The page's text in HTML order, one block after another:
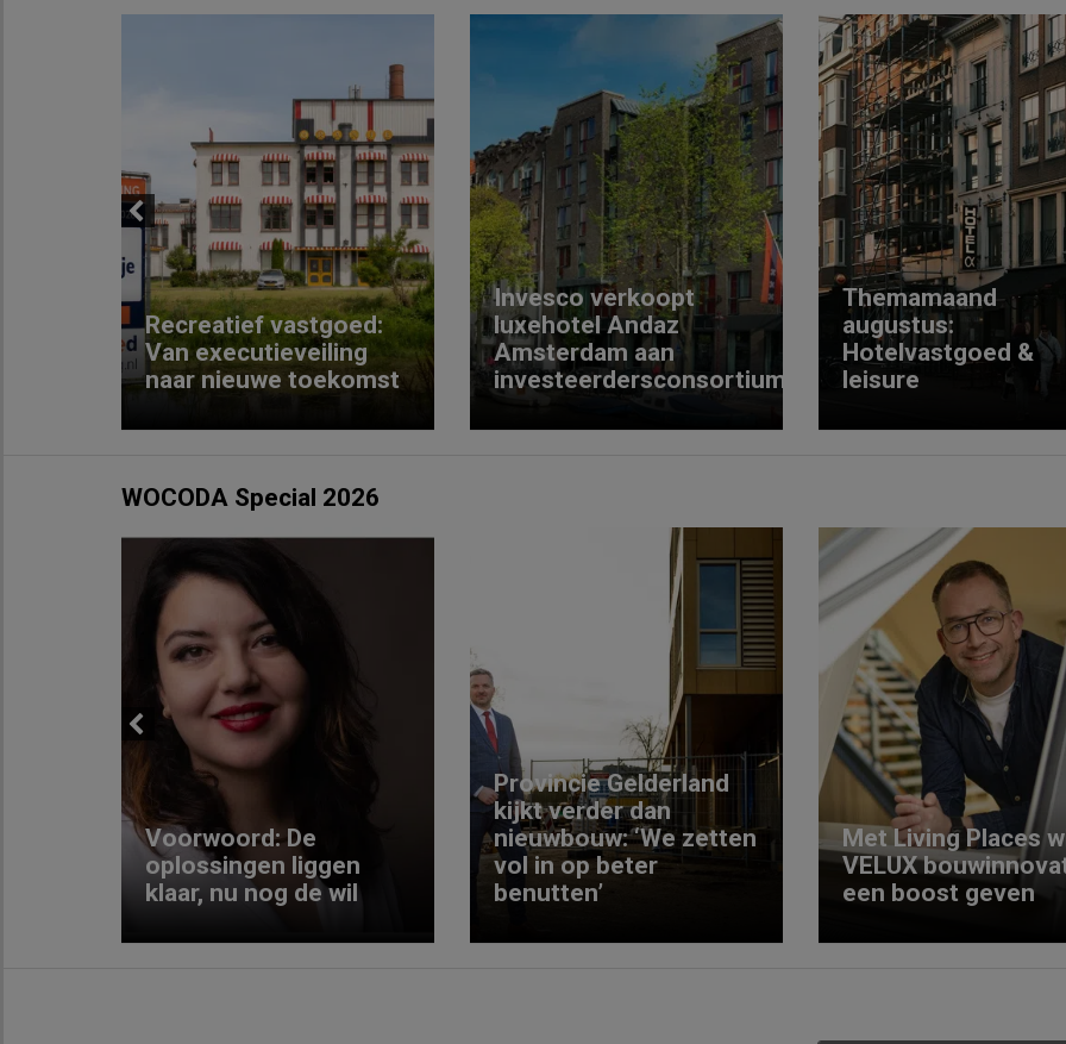
Previous
Recreatief vastgoed:
Van executieveiling
naar nieuwe toekomst
Invesco verkoopt
luxehotel Andaz
Amsterdam aan
investeerdersconsortium
Themamaand
augustus:
Hotelvastgoed &
leisure
WOCODA Special 2026
Previous
Voorwoord: De
oplossingen liggen
klaar, nu nog de wil
Provincie Gelderland
kijkt verder dan
nieuwbouw: ‘We zetten
vol in op beter
benutten’
Met Living Places
VELUX
een boost geven